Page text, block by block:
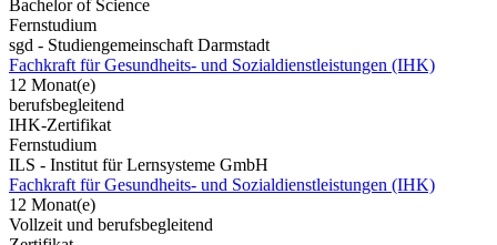
Bachelor of Science
Fernstudium
sgd - Studiengemeinschaft Darmstadt
Fachkraft für Gesundheits- und Sozialdienstleistungen (IHK)
12 Monat(e)
berufsbegleitend
IHK-Zertifikat
Fernstudium
ILS - Institut für Lernsysteme GmbH
Fachkraft für Gesundheits- und Sozialdienstleistungen (IHK)
12 Monat(e)
Vollzeit und berufsbegleitend